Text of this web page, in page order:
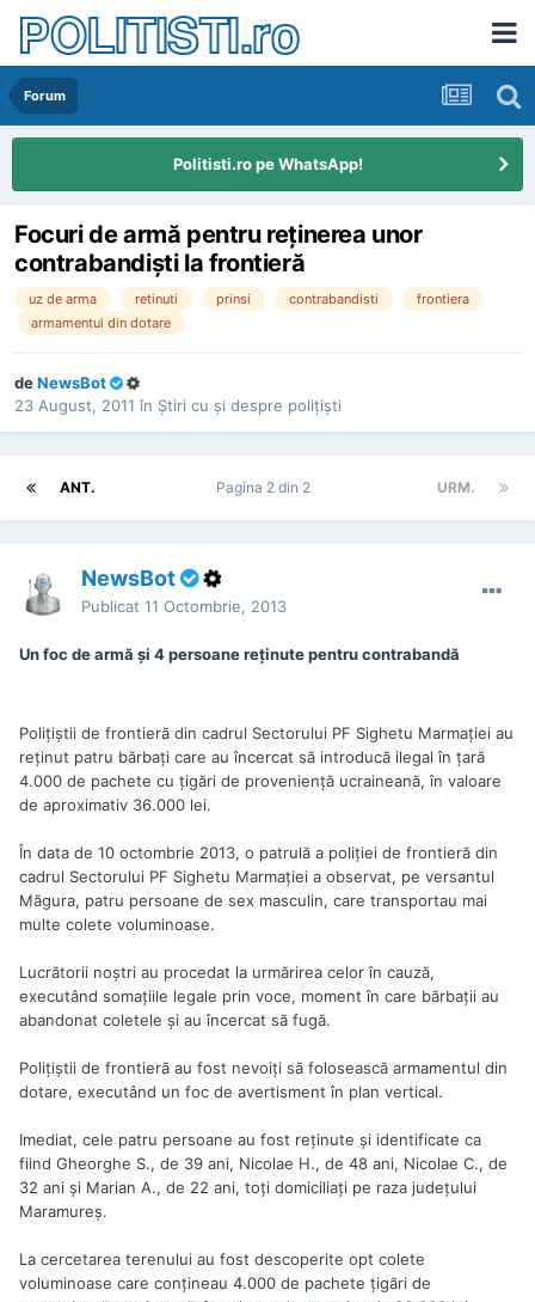
POLITISTI.ro
Forum
Politisti.ro pe WhatsApp!
Focuri de armă pentru reţinerea unor
contrabandişti la frontieră
uz de arma retinuti prinsi contrabandisti
frontiera
armamentul din dotare
deNewsBot
23 August, 2011 în Ştiri cu şi despre poliţişti
ANT. URM.
Pagina 2 din 2
NewsBot
Publicat 11 Octombrie, 2013
Un foc de armă şi 4 persoane reţinute pentru contrabandă
Poliţiştii de frontieră din cadrul Sectorului PF Sighetu Marmaţiei au
reţinut patru bărbaţi care au încercat să introducă ilegal în ţară
4.000 de pachete cu ţigări de provenienţă ucraineană, în valoare
de aproximativ 36.000 lei.
În data de 10 octombrie 2013, o patrulă a poliţiei de frontieră din
cadrul Sectorului PF Sighetu Marmaţiei a observat, pe versantul
Măgura, patru persoane de sex masculin, care transportau mai
multe colete voluminoase.
Lucrătorii noştri au procedat la urmărirea celor în cauză,
executând somaţiile legale prin voce, moment în care bărbaţii au
abandonat coletele şi au încercat să fugă.
Poliţiştii de frontieră au fost nevoiţi să folosească armamentul din
dotare, executând un foc de avertisment în plan vertical.
Imediat, cele patru persoane au fost reţinute şi identificate ca
fiind Gheorghe S., de 39 ani, Nicolae H., de 48 ani, Nicolae C., de
32 ani şi Marian A., de 22 ani, toţi domiciliaţi pe raza judeţului
Maramureş.
La cercetarea terenului au fost descoperite opt colete
voluminoase care conţineau 4.000 de pachete ţigări de